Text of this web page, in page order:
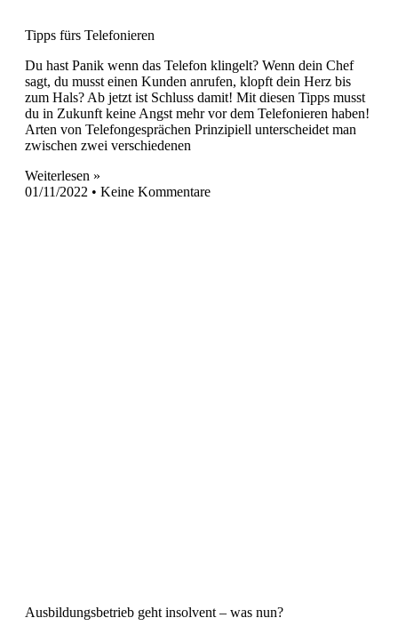
Tipps fürs Telefonieren
Du hast Panik wenn das Telefon klingelt? Wenn dein Chef
sagt, du musst einen Kunden anrufen, klopft dein Herz bis
zum Hals? Ab jetzt ist Schluss damit! Mit diesen Tipps musst
du in Zukunft keine Angst mehr vor dem Telefonieren haben!
Arten von Telefongesprächen Prinzipiell unterscheidet man
zwischen zwei verschiedenen
Weiterlesen »
01/11/2022
Keine Kommentare
Ausbildungsbetrieb geht insolvent – was nun?